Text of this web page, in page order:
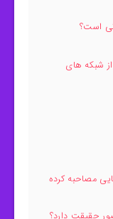
است؟
شبکه های
مصاحبه کرده